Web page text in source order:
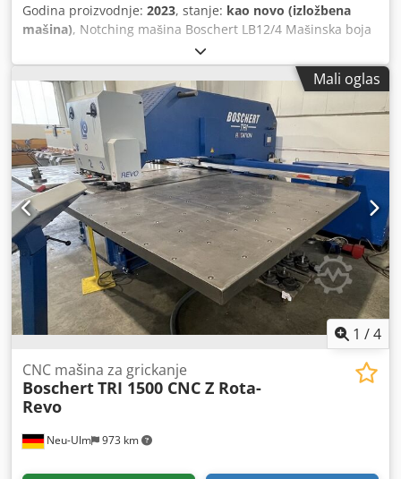
Godina proizvodnje: 2023, stanje: kao novo (izložbena
mašina), Notching mašina Boschert LB12/4 Mašinska boja
plava Ral 5017 Ugao sečenja 90 Kapacitet sečenja 4 mm
St42 Crsdpfxjfgq Uio Agyjf 3 mm nerđajućeg čelika
Povezano opterećenje 4kW Težina 760 kg Mašina
opremljena sa 2 stanice pokretnom zaustavnom šipkom
stop bar 300 mm unutrašnje zaustavljanje sečenja traka do
225 mm pleksi zaštita CE i garancija nove mašine
Mali oglas
1 /4
Neu-Ulm 973 km
CNC mašina za grickanje
BoschertTRI 1500 CNC Z Rota-
Revo